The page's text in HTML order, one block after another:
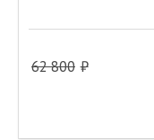
62 800